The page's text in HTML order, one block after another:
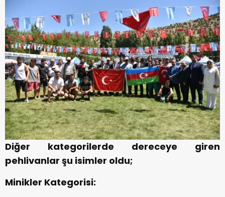
Diğer kategorilerde dereceye giren
pehlivanlar şu isimler oldu;
Minikler Kategorisi: